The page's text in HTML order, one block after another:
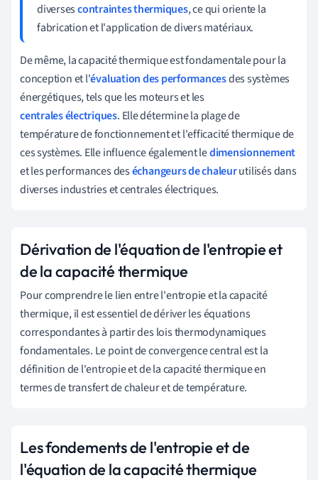
diversescontraintes thermiques, ce qui oriente la
fabrication et l'application de divers matériaux.
De même, la capacité thermique est fondamentale pour la
conception et l'évaluation des performancesdes systèmes
énergétiques, tels que les moteurs et les
centrales électriques. Elle détermine la plage de
température de fonctionnement et l'efficacité thermique de
ces systèmes. Elle influence également ledimensionnement
et les performances deséchangeurs de chaleurutilisés dans
diverses industries et centrales électriques.
Dérivation de l'équation de l'entropie et
de la capacité thermique
Pour comprendre le lien entre l'entropie et la capacité
thermique, il est essentiel de dériver les équations
correspondantes à partir des lois thermodynamiques
fondamentales. Le point de convergence central est la
définition de l'entropie et de la capacité thermique en
termes de transfert de chaleur et de température.
Les fondements de l'entropie et de
l'équation de la capacité thermique